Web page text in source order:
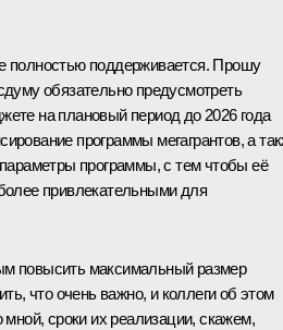
полностью поддерживается. Прошу
обязательно предусмотреть
на плановый период до 2026 года
программы мегагрантов, а
программы, с тем чтобы её
привлекательными для
повысить максимальный размер
что очень важно, и коллеги об этом
мной, сроки их реализации, скажем,